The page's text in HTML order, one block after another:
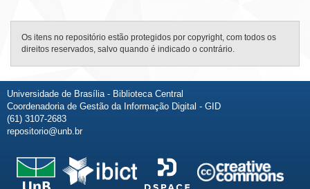
Os itens no repositório estão protegidos por copyright, com todos os
direitos reservados, salvo quando é indicado o contrário.
Universidade de Brasília - Biblioteca Central
Coordenadoria de Gestão da Informação Digital - GID
(61) 3107-2683
repositorio@unb.br